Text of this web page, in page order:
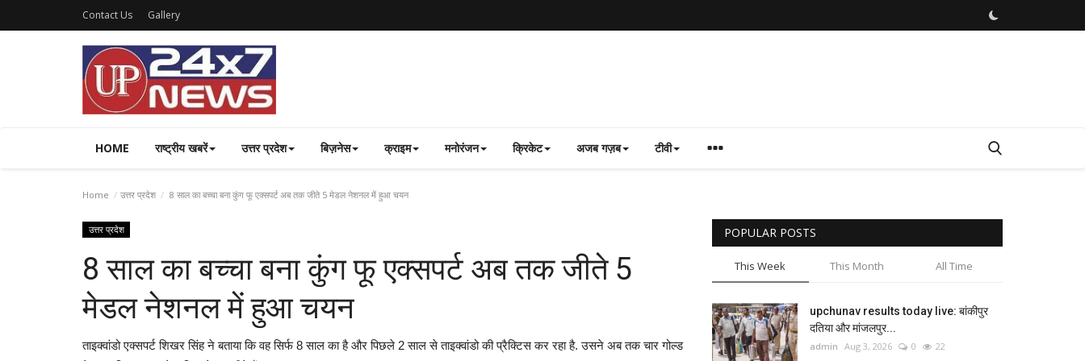
Contact Us Gallery
HOME राष्ट्रीय खबरें उत्तर प्रदेश बिज़नेस क्राइम मनोरंजन क्रिकेट अजब गज़ब टीवी
Home उत्तर प्रदेश 8 साल का बच्चा बना कुंग फू एक्सपर्ट अब तक जीते 5 मेडल नेशनल में हुआ चयन
उत्तर प्रदेश
8 साल का बच्चा बना कुंग फू एक्सपर्ट अब तक जीते 5
मेडल नेशनल में हुआ चयन
ताइक्वांडो एक्सपर्ट शिखर सिंह ने बताया कि वह सिर्फ 8 साल का है और पिछले 2 साल से ताइक्वांडो की प्रैक्टिस कर रहा है. उसने अब तक चार गोल्ड
POPULAR POSTS
This Week This Month All Time
upchunav results today live: बांकीपुर
दतिया और मांजलपुर...
admin Aug 3, 2026 0 22